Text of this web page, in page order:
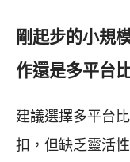
剛起步的小規
作還是多平台
建議選擇多平台
扣，但缺乏靈活